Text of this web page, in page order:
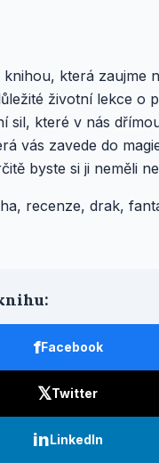
knihou, která zaujme
životní lekce o
sil, které v nás
vás zavede do
byste si ji neměli
recenze, drak,
fFacebook
𝕏Twitter
inLinkedIn